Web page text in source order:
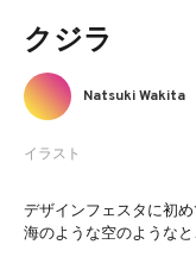
クジラ
イラスト
Natsuki Wakita
デザインフェスタに初
海のような空のような